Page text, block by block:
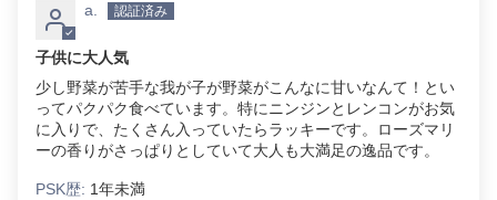
a.
子供に大人気
少し野菜が苦手な我が子が野菜がこんなに甘いなんて！とい
ってパクパク食べています。特にニンジンとレンコンがお気
に入りで、たくさん入っていたらラッキーです。ローズマリ
ーの香りがさっぱりとしていて大人も大満足の逸品です。
PSK歴: 1年未満